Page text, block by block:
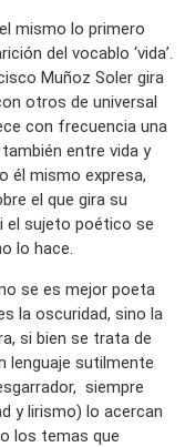
mismo lo primero
del vocablo ‘vida’.
Muñoz Soler gira
otros de universal
con frecuencia una
entre vida y
él mismo expresa,
el que gira su
el sujeto poético se
lo hace.
se es mejor poeta
la oscuridad, sino la
si bien se trata de
lenguaje sutilmente
siempre
y lirismo) lo acercan
los temas que